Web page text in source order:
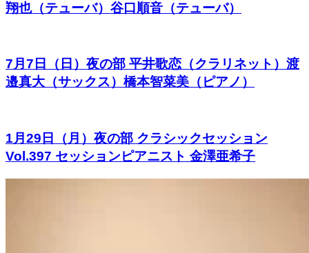
翔也（テューバ）谷口順音（テューバ）
7月7日（日）夜の部 平井歌恋（クラリネット）渡
邉真大（サックス）橋本智菜美（ピアノ）
1月29日（月）夜の部 クラシックセッション
Vol.397 セッションピアニスト 金澤亜希子